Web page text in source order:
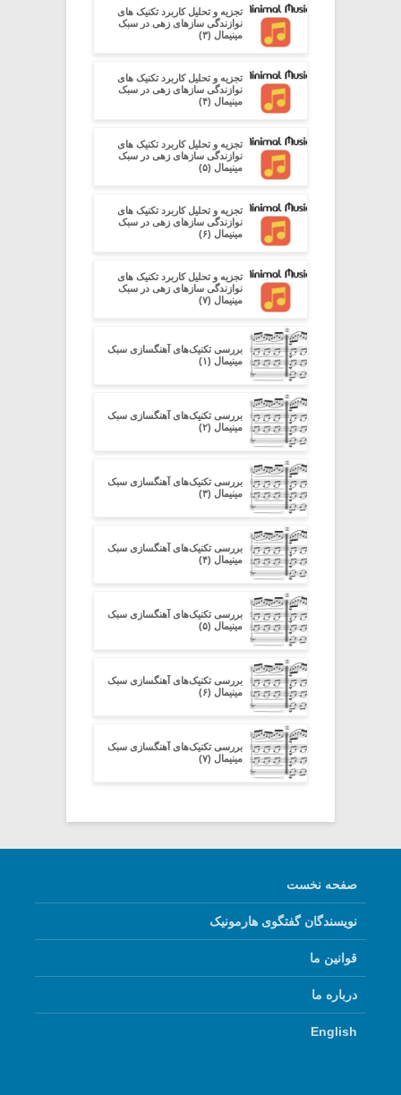
تجزیه و تحلیل کاربرد تکنیک های
نوازندگی سازهای زهی در سبک
مینیمال (۳)
تجزیه و تحلیل کاربرد تکنیک های
نوازندگی سازهای زهی در سبک
مینیمال (۴)
تجزیه و تحلیل کاربرد تکنیک های
نوازندگی سازهای زهی در سبک
مینیمال (۵)
تجزیه و تحلیل کاربرد تکنیک های
نوازندگی سازهای زهی در سبک
مینیمال (۶)
تجزیه و تحلیل کاربرد تکنیک های
نوازندگی سازهای زهی در سبک
مینیمال (۷)
بررسی تکنیک‌های آهنگسازی سبک
مینیمال (۱)
بررسی تکنیک‌های آهنگسازی سبک
مینیمال (۲)
بررسی تکنیک‌های آهنگسازی سبک
مینیمال (۳)
بررسی تکنیک‌های آهنگسازی سبک
مینیمال (۴)
بررسی تکنیک‌های آهنگسازی سبک
مینیمال (۵)
بررسی تکنیک‌های آهنگسازی سبک
مینیمال (۶)
بررسی تکنیک‌های آهنگسازی سبک
مینیمال (۷)
صفحه نخست
نویسندگان گفتگوی هارمونیک
قوانین ما
درباره ما
English